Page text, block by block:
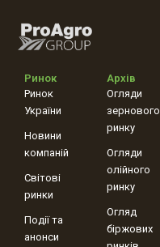
Ринок
Ринок
України
Новини
компаній
Світові
ринки
Події та
анонси
Архів
Огляди
зернового
ринку
Огляди
олійного
ринку
Огляд
біржових